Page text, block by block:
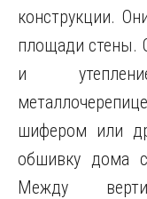
конструкции.
площади стены.
и
шифером или
обшивку дома
Между